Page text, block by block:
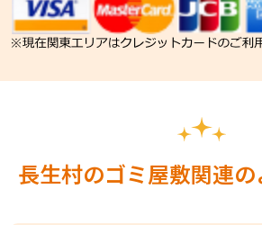
長生村のゴミ屋敷関連